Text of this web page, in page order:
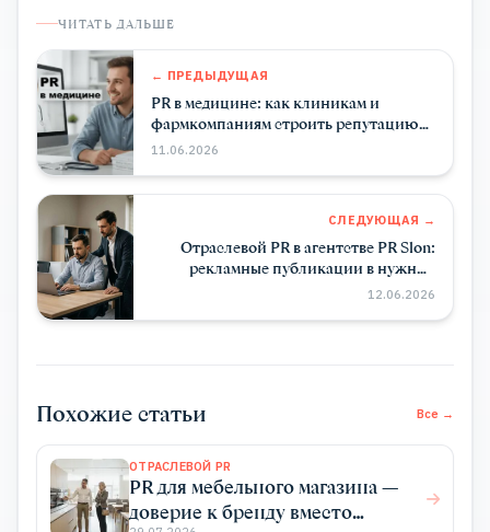
ЧИТАТЬ ДАЛЬШЕ
← ПРЕДЫДУЩАЯ
PR в медицине: как клиникам и
фармкомпаниям строить репутацию
через СМИ
11.06.2026
СЛЕДУЮЩАЯ →
Отраслевой PR в агентстве PR Slon:
рекламные публикации в нужных
изданиях
12.06.2026
Похожие статьи Все →
ОТРАСЛЕВОЙ PR
PR для мебельного магазина —
доверие к бренду вместо